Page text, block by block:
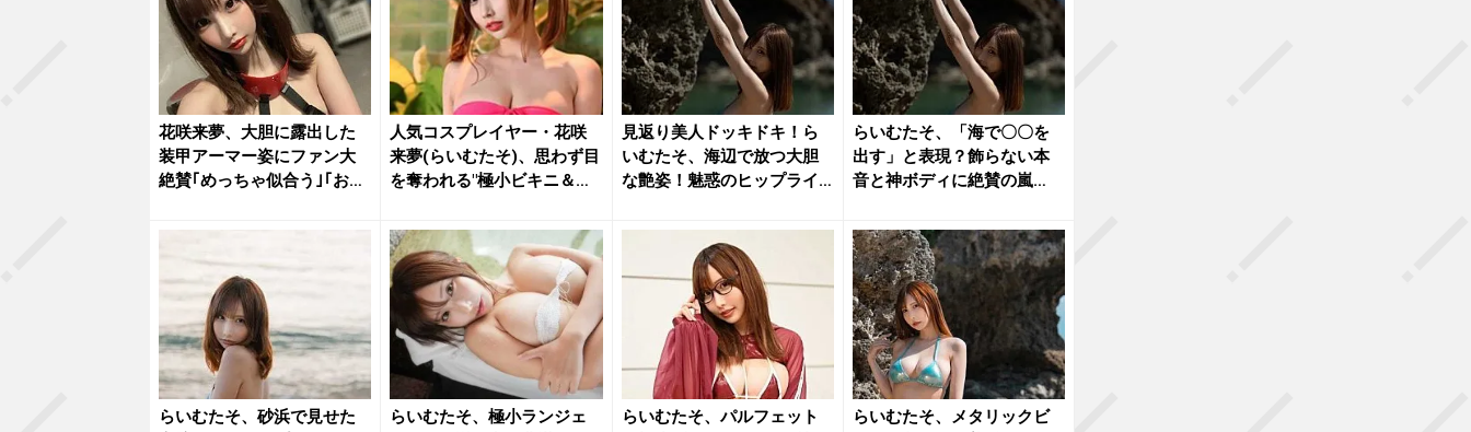
花咲来夢、大胆に露出した
装甲アーマー姿にファン大
絶賛｢めっちゃ似合う｣｢お見
人気コスプレイヤー・花咲
来夢(らいむたそ)、思わず目
を奪われる"極小ビキニ＆神
見返り美人ドッキドキ！ら
いむたそ、海辺で放つ大胆
な艶姿！魅惑のヒップライ
らいむたそ、「海で〇〇を
出す」と表現？飾らない本
音と神ボディに絶賛の嵐
らいむたそ、砂浜で見せた
らいむたそ、極小ランジェ
らいむたそ、パルフェット
らいむたそ、メタリックビ